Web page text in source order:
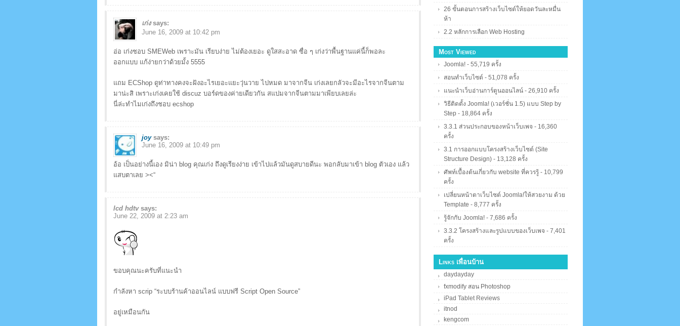
เก่ง says:
June 16, 2009 at 10:42 pm
อ่อ เก่งชอบ SMEWeb เพราะมัน เรียบง่าย ไม่ต้องเยอะ ดูใสสะอาด ซื่อ ๆ เก่งว่าพื้นฐานแค่นี้ก็พอละ
ออกแบบ แก้ง่ายกว่าด้วยมั้ง 5555
แถม ECShop ดูท่าทางคงจะฝังอะไรเยอะแยะวุ่นวาย ไปหมด มาจากจีน เก่งเลยกลัวจะมีอะไรจากจีนตาม
มาน่ะสิ เพราะเก่งเคยใช้ discuz บอร์ดของค่ายเดียวกัน สแปมจากจีนตามมาเพียบเลยล่ะ
นี่ล่ะทำไมเก่งถึงชอบ ecshop
joy says:
June 16, 2009 at 10:49 pm
อ้อ เป็นอย่างนี้เอง มิน่า blog คุณเก่ง ถึงดูเรียงง่าย เข้าไปแล้วมันดูสบายดีนะ พอกลับมาเข้า blog ตัวเอง แล้ว
แสบตาเลย ><“
lcd hdtv says:
June 22, 2009 at 2:23 am
ขอบคุณนะครับที่แนะนำ
กำลังหา scrip “ระบบร้านค้าออนไลน์ แบบฟรี Script Open Source”
อยู่เหมือนกัน
26 ขั้นตอนการสร้างเว็บไซต์ให้ยอดวันละหมื่น
ห้า
2.2 หลักการเลือก Web Hosting
Most Viewed
Joomla! - 55,719 ครั้ง
สอนทำเว็บไซต์ - 51,078 ครั้ง
แนะนำเว็บอ่านการ์ตูนออนไลน์ - 26,910 ครั้ง
วิธีติดตั้ง Joomla! (เวอร์ชั่น 1.5) แบบ Step by
Step - 18,864 ครั้ง
3.3.1 ส่วนประกอบของหน้าเว็บเพจ - 16,360
ครั้ง
3.1 การออกแบบโครงสร้างเว็บไซต์ (Site
Structure Design) - 13,128 ครั้ง
ศัพท์เบื้องต้นเกี่ยวกับ website ที่ควรรู้ - 10,799
ครั้ง
เปลี่ยนหน้าตาเว็บไซต์ Joomla!ให้สวยงาม ด้วย
Template - 8,777 ครั้ง
รู้จักกับ Joomla! - 7,686 ครั้ง
3.3.2 โครงสร้างและรูปแบบของเว็บเพจ - 7,401
ครั้ง
Links เพื่อนบ้าน
daydayday
fxmodify สอน Photoshop
iPad Tablet Reviews
itnod
kengcom